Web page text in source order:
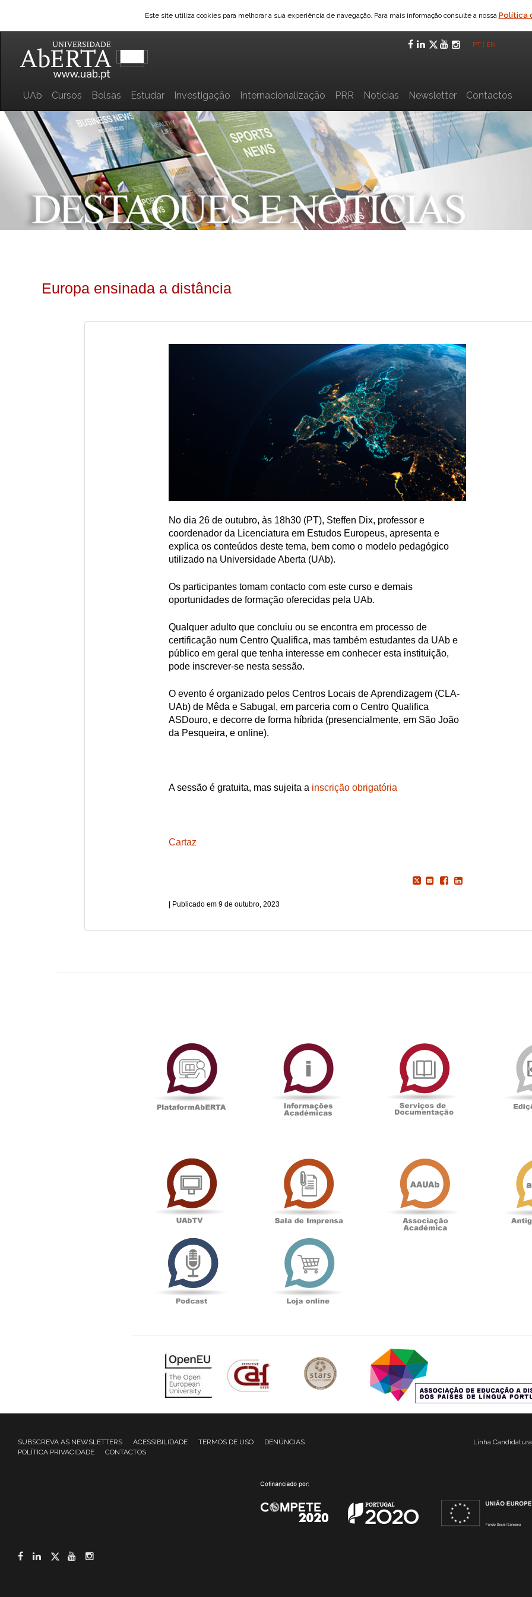
Este site utiliza cookies para melhorar a sua experiência de navegação. Para mais informação consulte a nossa Política
Facebook
LinkedIn
Twitter
YouTube
PT EN
UAb Cursos Bolsas Estudar Investigação Internacionalização PRR Notícias Newsletter Contactos
Europa ensinada a distância
No dia 26 de outubro, às 18h30 (PT), Steffen Dix, professor e
coordenador da Licenciatura em Estudos Europeus, apresenta e
explica os conteúdos deste tema, bem como o modelo pedagógico
utilizado na Universidade Aberta (UAb).
Os participantes tomam contacto com este curso e demais
oportunidades de formação oferecidas pela UAb.
Qualquer adulto que concluiu ou se encontra em processo de
certificação num Centro Qualifica, mas também estudantes da UAb e
público em geral que tenha interesse em conhecer esta instituição,
pode inscrever-se nesta sessão.
O evento é organizado pelos Centros Locais de Aprendizagem (CLA-
UAb) de Mêda e Sabugal, em parceria com o Centro Qualifica
ASDouro, e decorre de forma híbrida (presencialmente, em São João
da Pesqueira, e online).
A sessão é gratuita, mas sujeita a inscrição obrigatória
Cartaz
9 de outubro, 2023
PlataformAberta
Académicas
SUBSCREVA AS NEWSLETTERS ACESSIBILIDADE TERMOS DE USO
DENÚNCIAS
POLÍTICA PRIVACIDADE
CONTACTOS
Linha
Facebook
LinkedIn
Twitter
YouTube